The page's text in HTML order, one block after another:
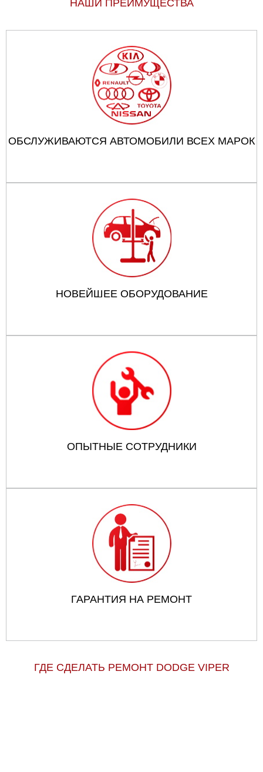
НАШИ ПРЕИМУЩЕСТВА
ОБСЛУЖИВАЮТСЯ АВТОМОБИЛИ ВСЕХ МАРОК
НОВЕЙШЕЕ ОБОРУДОВАНИЕ
ОПЫТНЫЕ СОТРУДНИКИ
ГАРАНТИЯ НА РЕМОНТ
ГДЕ СДЕЛАТЬ РЕМОНТ DODGE VIPER